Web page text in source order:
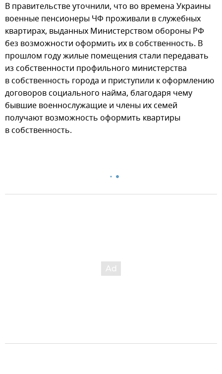
В правительстве уточнили, что во времена Украины
военные пенсионеры ЧФ проживали в служебных
квартирах, выданных Министерством обороны РФ
без возможности оформить их в собственность. В
прошлом году жилые помещения стали передавать
из собственности профильного министерства
в собственность города и приступили к оформлению
договоров социального найма, благодаря чему
бывшие военнослужащие и члены их семей
получают возможность оформить квартиры
в собственность.